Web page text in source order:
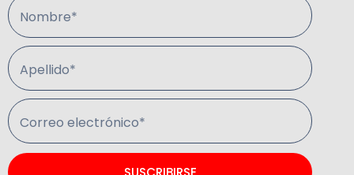
Nombre*
Apellido*
Correo electrónico*